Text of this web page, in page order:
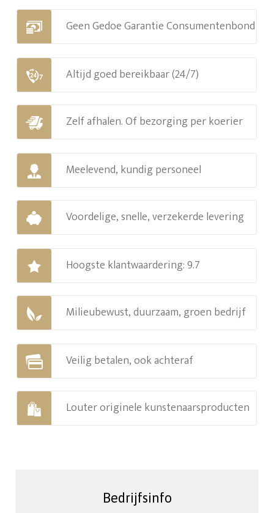
Geen Gedoe Garantie Consumentenbond
Altijd goed bereikbaar (24/7)
Zelf afhalen. Of bezorging per koerier
Meelevend, kundig personeel
Voordelige, snelle, verzekerde levering
Hoogste klantwaardering: 9.7
Milieubewust, duurzaam, groen bedrijf
Veilig betalen, ook achteraf
Louter originele kunstenaarsproducten
Bedrijfsinfo